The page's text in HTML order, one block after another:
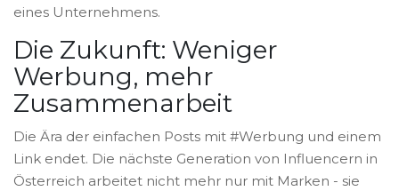
eines Unternehmens.
Die Zukunft: Weniger
Werbung, mehr
Zusammenarbeit
Die Ära der einfachen Posts mit #Werbung und einem
Link endet. Die nächste Generation von Influencern in
Österreich arbeitet nicht mehr nur mit Marken - sie